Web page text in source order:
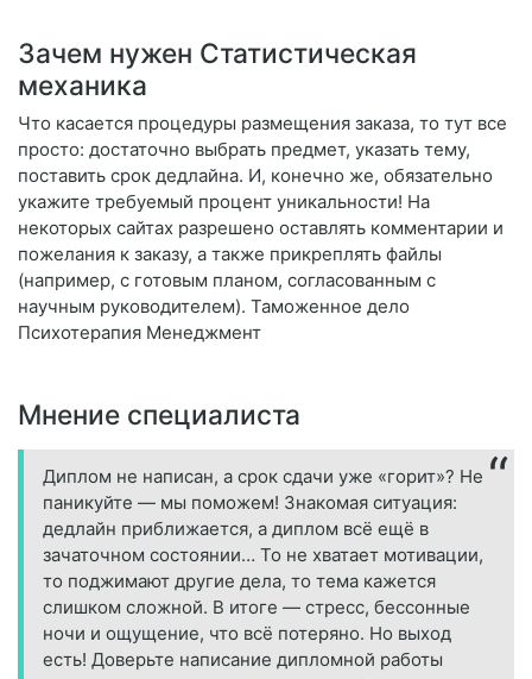
Зачем нужен Статистическая
механика
Что касается процедуры размещения заказа, то тут все
просто: достаточно выбрать предмет, указать тему,
поставить срок дедлайна. И, конечно же, обязательно
укажите требуемый процент уникальности! На
некоторых сайтах разрешено оставлять комментарии и
пожелания к заказу, а также прикреплять файлы
(например, с готовым планом, согласованным с
научным руководителем). Таможенное дело
Психотерапия Менеджмент
Мнение специалиста
Диплом не написан, а срок сдачи уже «горит»? Не
паникуйте — мы поможем! Знакомая ситуация:
дедлайн приближается, а диплом всё ещё в
зачаточном состоянии… То не хватает мотивации,
то поджимают другие дела, то тема кажется
слишком сложной. В итоге — стресс, бессонные
ночи и ощущение, что всё потеряно. Но выход
есть! Доверьте написание дипломной работы